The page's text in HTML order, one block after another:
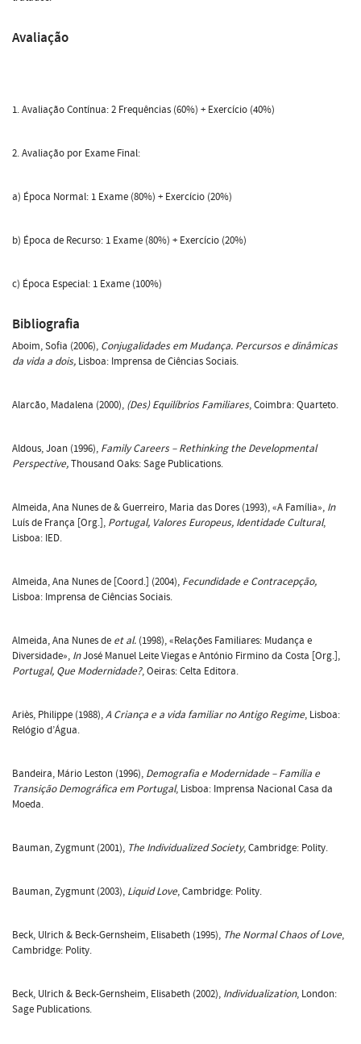
Avaliação
1. Avaliação Contínua: 2 Frequências (60%) + Exercício (40%)
2. Avaliação por Exame Final:
a) Época Normal: 1 Exame (80%) + Exercício (20%)
b) Época de Recurso: 1 Exame (80%) + Exercício (20%)
c) Época Especial: 1 Exame (100%)
Bibliografia
Aboim, Sofia (2006), Conjugalidades em Mudança. Percursos e dinâmicas
da vida a dois, Lisboa: Imprensa de Ciências Sociais.
Alarcão, Madalena (2000), (Des) Equilíbrios Familiares, Coimbra: Quarteto.
Aldous, Joan (1996), Family Careers – Rethinking the Developmental
Perspective,Thousand Oaks: Sage Publications.
Almeida, Ana Nunes de & Guerreiro, Maria das Dores (1993), «A Família», In
Luís de França [Org.], Portugal, Valores Europeus, Identidade Cultural,
Lisboa: IED.
Almeida, Ana Nunes de [Coord.] (2004), Fecundidade e Contracepção,
Lisboa: Imprensa de Ciências Sociais.
Almeida, Ana Nunes de et al. (1998), «Relações Familiares: Mudança e
Diversidade», InJosé Manuel Leite Viegas e António Firmino da Costa [Org.],
Portugal, Que Modernidade?, Oeiras: Celta Editora.
Ariès, Philippe (1988),A Criança e a vida familiar no Antigo Regime, Lisboa:
Relógio d’Água.
Bandeira, Mário Leston (1996), Demografia e Modernidade – Família e
Transição Demográfica em Portugal, Lisboa: Imprensa Nacional Casa da
Moeda.
Bauman, Zygmunt (2001), The Individualized Society, Cambridge: Polity.
Bauman, Zygmunt (2003), Liquid Love, Cambridge: Polity.
Beck, Ulrich & Beck-Gernsheim, Elisabeth (1995), The Normal Chaos of Love,
Cambridge: Polity.
Beck, Ulrich & Beck-Gernsheim, Elisabeth (2002), Individualization, London:
Sage Publications.